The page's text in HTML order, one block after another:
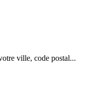
ville, code postal...